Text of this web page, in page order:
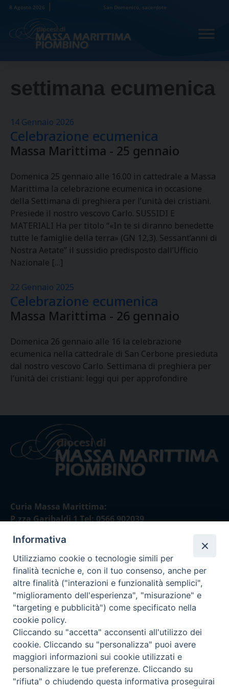
Skip
content
8 Agosto 2026 San Domenico, sacerdote
settimana ecumenica
14 Gennaio 2026
Celebrazione ecumenica
Massa Marittima - 25 gennaio
Domenica 25 gennaio alle 16.00 in cattedrale a Massa
Marittima la celebrazione ecumenica in occasione
della Settimana di preghiera per l’unità dei cristiani.
Presiede il nostro vescovo Carlo. SUSSIDI E
MATERIALI Ha per titolo “«In te si diranno benedette
tutte le famiglie della terra» (GN 12,3). Sessant’anni di
Nostra Aetate” il sussidio predisposto dall’Ufficio
Nazionale […]
22 Gennaio 2025
Celebrazione ecumenica
Massa Marittima - 26 gennaio
Domenica 26 gennaio alle 16 la celebrazione
ecumenica nella cattedrale di San Cerbone presieduta
dal nostro vescovo Carlo. Settimana di preghiera per
l’unità dei cristiani: leggi qui per approfondire
Curia Massa Marittima:
P.zza Garibaldi 1 Tel: 0566 902039
Curia Piombino:
Via Don Minzoni,58/A Tel e Fax: 0565 32036
E-mail:
curia@diocesimassamarittima.it
Privacy policy - trasparenza
Informativa
Utilizziamo cookie o tecnologie simili per
finalità tecniche e, con il tuo consenso, anche per
altre finalità ("interazioni e funzionalità semplici",
"miglioramento dell'esperienza", "misurazione" e
"targeting e pubblicità") come specificato nella
cookie policy.
Cliccando su "accetta" acconsenti all'utilizzo dei
cookie. Cliccando su "personalizza" puoi avere
maggiori informazioni sui cookie utilizzati e
personalizzare le tue preferenze. Cliccando su
"rifiuta" o chiudendo questa informativa proseguirai